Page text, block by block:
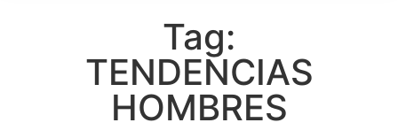
Tag:
TENDENCIAS
HOMBRES